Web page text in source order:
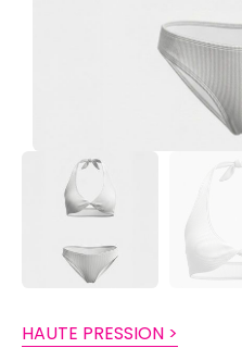
HAUTE PRESSION >